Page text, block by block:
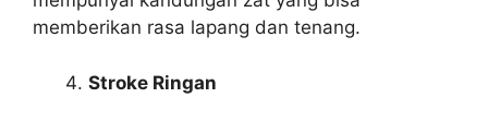
memberikan rasa lapang dan tenang.
Stroke Ringan